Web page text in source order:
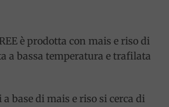
è prodotta con mais e riso di
a bassa temperatura e trafilata
base di mais e riso si cerca di